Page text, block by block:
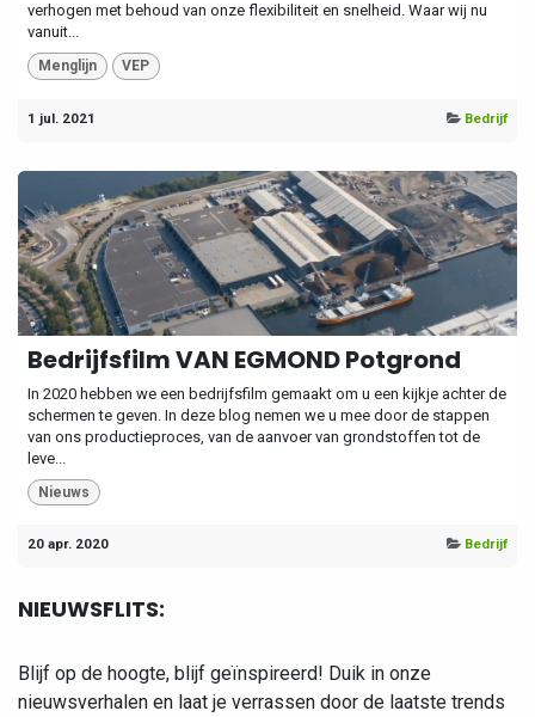
verhogen met behoud van onze flexibiliteit en snelheid. Waar wij nu
vanuit...
Menglijn VEP
1 jul. 2021 Bedrijf
Bedrijfsfilm VAN EGMOND Potgrond
In 2020 hebben we een bedrijfsfilm gemaakt om u een kijkje achter de
schermen te geven. In deze blog nemen we u mee door de stappen
van ons productieproces, van de aanvoer van grondstoffen tot de
leve...
Nieuws
20 apr. 2020 Bedrijf
NIEUWSFLITS:
Blijf op de hoogte, blijf geïnspireerd! Duik in onze
nieuwsverhalen en laat je verrassen door de laatste trends